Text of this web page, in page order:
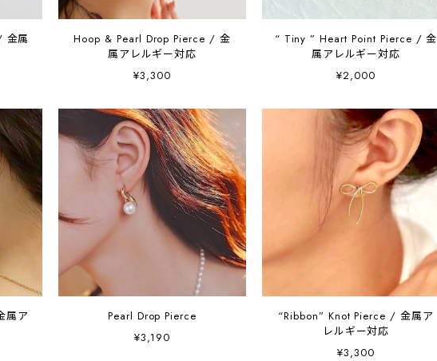
金属
Hoop & Pearl Drop Pierce / 金
属アレルギー対応
¥3,300
“ Tiny ” Heart Point Pierce / 金
属アレルギー対応
¥2,000
属ア
Pearl Drop Pierce
¥3,190
“Ribbon” Knot Pierce / 金属ア
レルギー対応
¥3,300